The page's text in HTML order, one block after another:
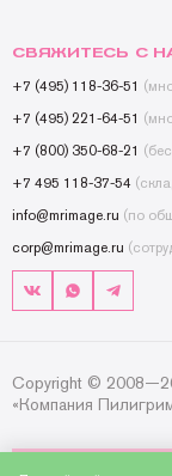
СВЯЖИТЕСЬ С
+7 (495) 118-36-51
+7 (495) 221-64-51
+7 (800) 350-68-21
+7 495 118-37-54
info@mrimage.ru (по
corp@mrimage.ru
Copyright ©
«Компания